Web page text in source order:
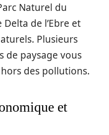
Naturel du
Delta de l’Ebre et
Plusieurs
de paysage vous
des pollutions.
et